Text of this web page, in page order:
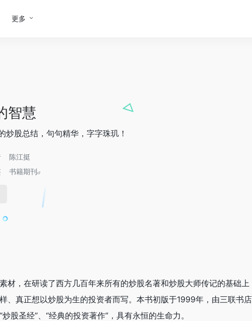
更多
智慧
炒股总结，句句精华，字字珠玑！
陈江挺
书籍期刊
材，在研读了西方几百年来所有的炒股名著和炒股大师传记的基础
、真正想以炒股为生的投资者而写。本书初版于1999年，由三联书
股圣经”、“经典的投资著作”，具有永恒的生命力。